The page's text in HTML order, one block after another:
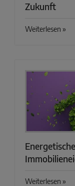
Zukunft
Weiterlesen »
Weiterlesen »